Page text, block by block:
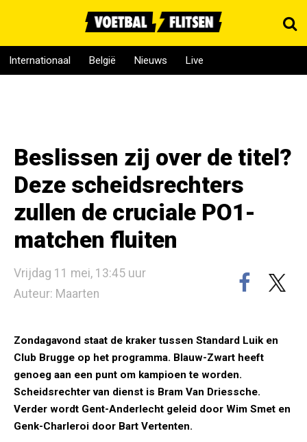
Internationaal België Nieuws Live
Beslissen zij over de titel?
Deze scheidsrechters
zullen de cruciale PO1-
matchen fluiten
Vrijdag 11 mei, 13:45 uur
Auteur: Maarten
Zondagavond staat de kraker tussen Standard Luik en
Club Brugge op het programma. Blauw-Zwart heeft
genoeg aan een punt om kampioen te worden.
Scheidsrechter van dienst is Bram Van Driessche.
Verder wordt Gent-Anderlecht geleid door Wim Smet en
Genk-Charleroi door Bart Vertenten.